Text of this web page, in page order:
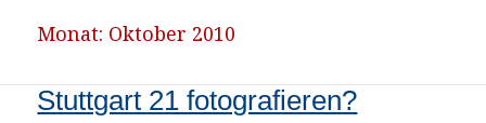
Monat: Oktober 2010
Stuttgart 21 fotografieren?